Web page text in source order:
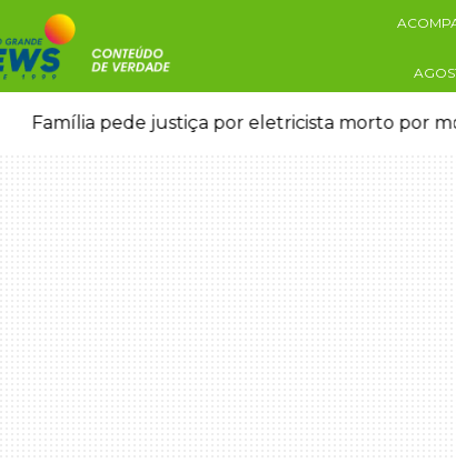
Pai de bebê desaparecida vai à polícia e